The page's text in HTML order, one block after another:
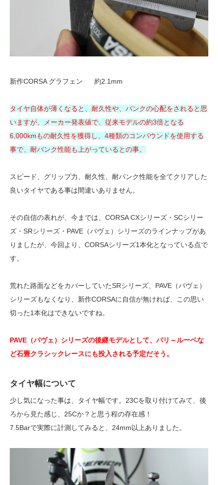
新作CORSA グラフェン 約2.1mm
タイヤ自体が薄くなると、耐久性や、パンクの心配をされると思
いますが、メーカー発表値で、従来モデルの約3倍となる
6,000kmもの耐久性を獲得し、4種類のコンパウンドを使用する
事で、耐パンク性能も上がっているとの事。
スピード、グリップ力、耐久性、耐パンク性能を全てクリアした
良いタイヤである事は間違いありません。
その自信の表れが、今までは、CORSA CXシリーズ・SCシリー
ズ・SRシリーズ・PAVE（パヴェ）シリーズのラインナップがあ
りましたが、今回より、CORSAシリーズ1本化となっている点で
す。
荒れた路面などをカバーしていたSRシリーズ、PAVE（パヴェ）
シリーズもなくなり、新作CORSAに自信が無ければ、この思い
切った1本化はできないですね。
PAVE（パヴェ）シリーズの後継モデルとして、パリ～ルーベな
ど石畳クラシックレースにも投入される予定だそう。
タイヤ幅について
少し気になった事は、タイヤ幅です。23Cを取り付けてみて、後
ろから見た感じ、25Cか？と思う程の存在感！
7.5Barで実際に計測してみると、24mm以上ありました。